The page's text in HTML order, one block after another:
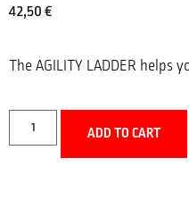
42,50€
The AGILITY LADDER helps
ADD TO CART